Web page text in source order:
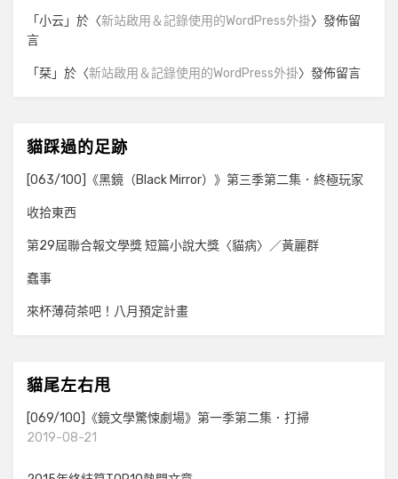
「小云」於〈新站啟用＆記錄使用的WordPress外掛〉發佈留
言
「栞」於〈新站啟用＆記錄使用的WordPress外掛〉發佈留言
貓踩過的足跡
[063/100]《黑鏡（Black Mirror）》第三季第二集．終極玩家
收拾東西
第29屆聯合報文學獎 短篇小說大獎〈貓病〉／黃麗群
蠢事
來杯薄荷茶吧！八月預定計畫
貓尾左右甩
[069/100]《鏡文學驚悚劇場》第一季第二集．打掃
2019-08-21